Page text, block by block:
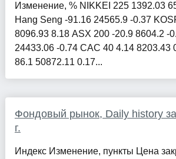
Изменение, % NIKKEI 225 1392.03
Hang Seng -91.16 24565.9 -0.37
8096.93 8.18 ASX 200 -20.9 8604.2 -
24433.06 -0.74 CAC 40 4.14 8203.43
86.1 50872.11 0.17...
Фондовый рынок, Daily history
г.
Индекс Изменение, пункты Цена